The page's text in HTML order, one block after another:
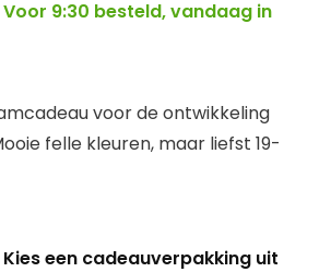
9:30 besteld, vandaag in
voor de ontwikkeling
felle kleuren, maar liefst 19-
een cadeauverpakking uit